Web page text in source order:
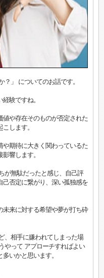
」 についてのお話です。
験ですね。
や存在そのものが否定された
します。
や期待に大きく関わっているた
響します。
が無駄だったと感じ、自己評
否定に繋がり、深い孤独感を
未来に対する希望や夢が打ち砕
、相手に嫌われてしまった場
やって アプローチすればよい
多いかと思います。